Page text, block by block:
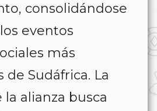
consolidándose
eventos
más
Sudáfrica. La
alianza busca